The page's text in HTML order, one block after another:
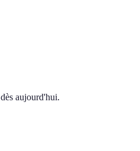
aujourd'hui.